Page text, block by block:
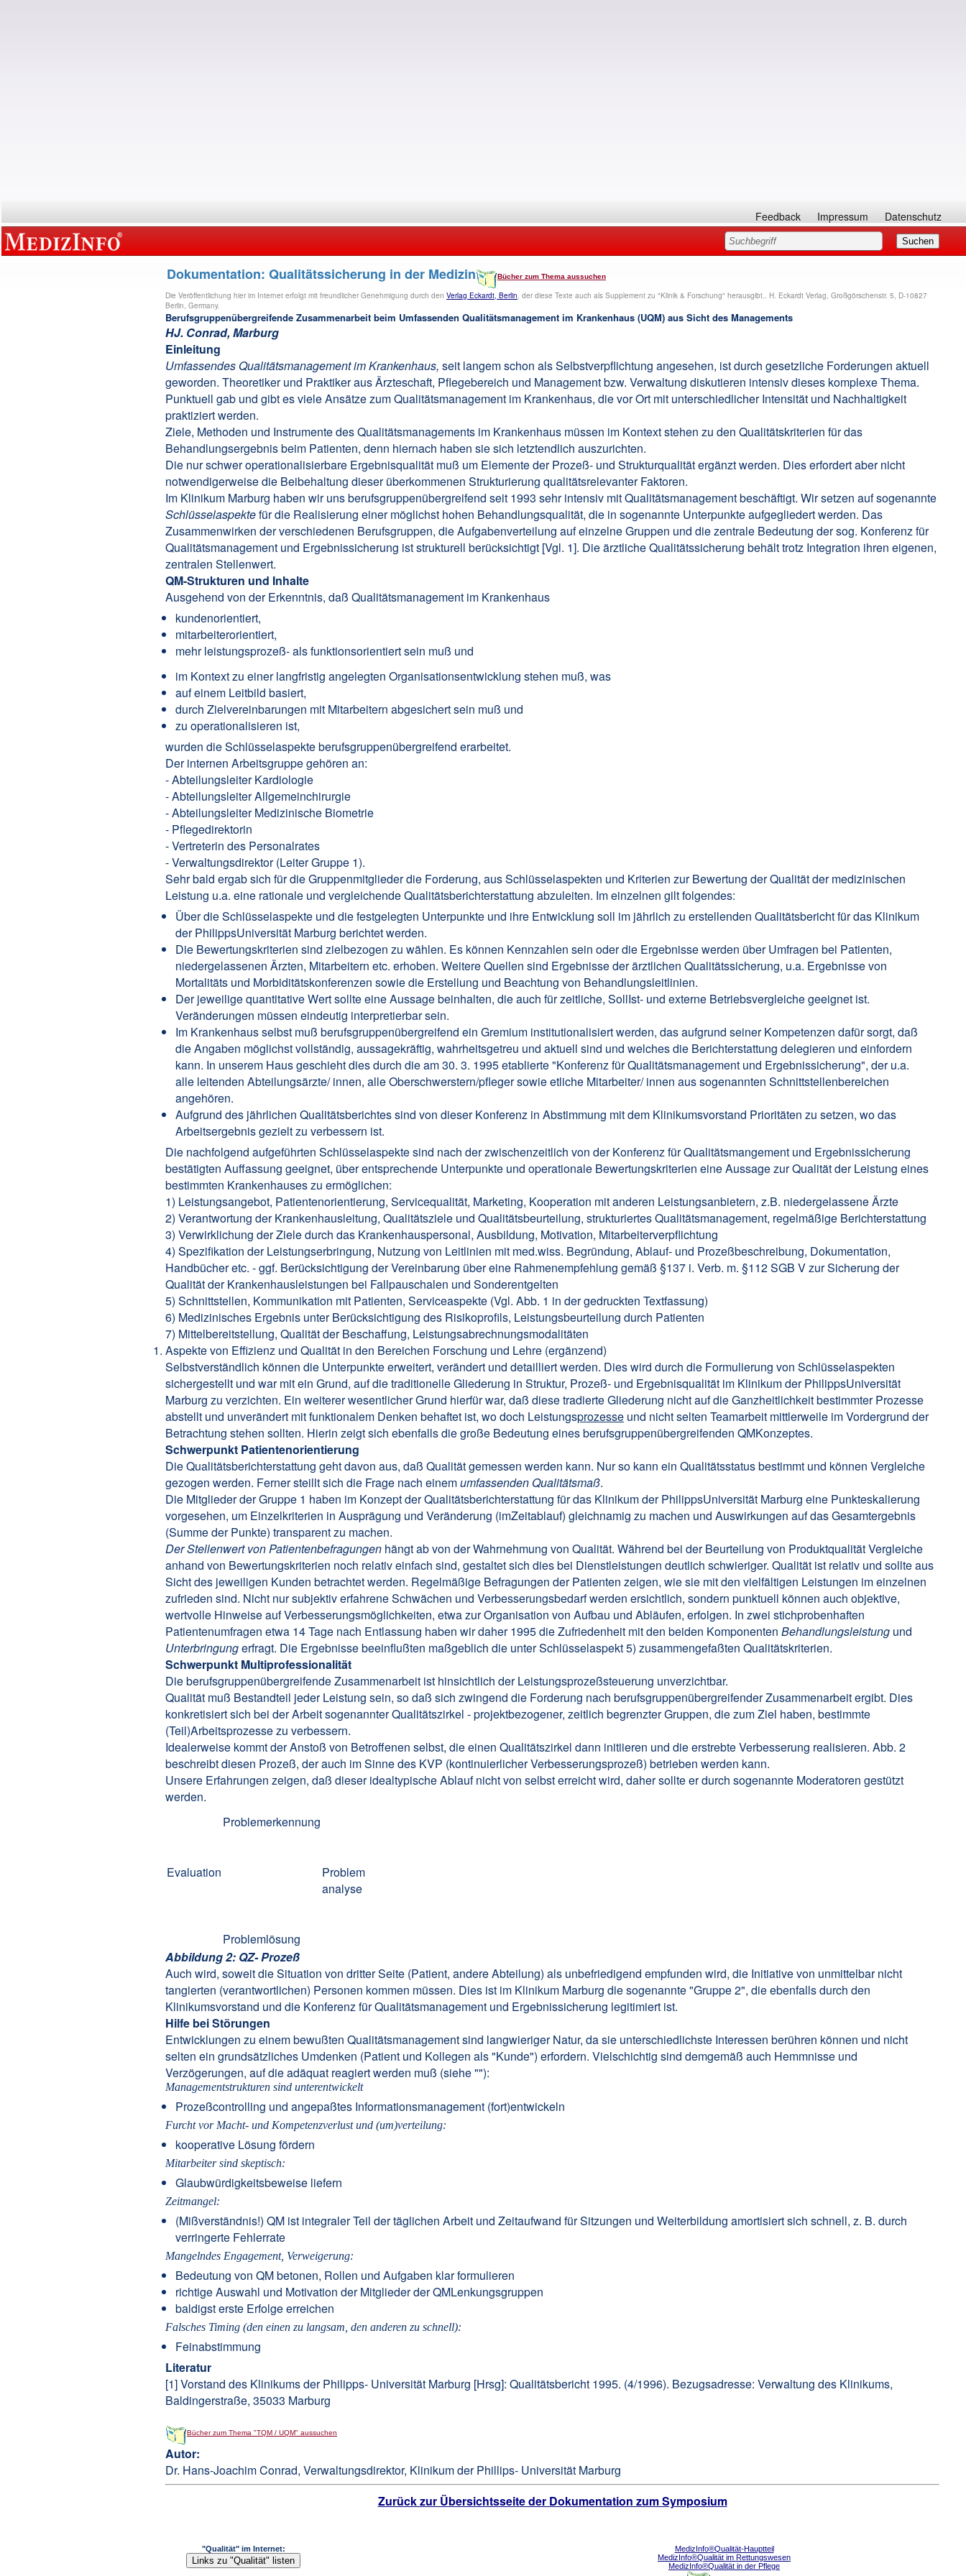
Feedback Impressum Datenschutz
Dokumentation: Qualitätssicherung in der Medizin Bücher zum Thema aussuchen
Die Veröffentlichung hier im Internet erfolgt mit freundlicher Genehmigung durch den Verlag Eckardt, Berlin, der diese Texte auch als Supplement zu "Klinik & Forschung" herausgibt.. H. Eckardt Verlag, Großgörschenstr. 5, D-10827
Berlin, Germany.
Berufsgruppenübergreifende Zusammenarbeit beim Umfassenden Qualitätsmanagement im Krankenhaus (UQM) aus Sicht des Managements
HJ. Conrad, Marburg
Einleitung
Umfassendes Qualitätsmanagement im Krankenhaus, seit langem schon als Selbstverpflichtung angesehen, ist durch gesetzliche Forderungen aktuell
geworden. Theoretiker und Praktiker aus Ärzteschaft, Pflegebereich und Management bzw. Verwaltung diskutieren intensiv dieses komplexe Thema.
Punktuell gab und gibt es viele Ansätze zum Qualitätsmanagement im Krankenhaus, die vor Ort mit unterschiedlicher Intensität und Nachhaltigkeit
praktiziert werden.
Ziele, Methoden und Instrumente des Qualitätsmanagements im Krankenhaus müssen im Kontext stehen zu den Qualitätskriterien für das
Behandlungsergebnis beim Patienten, denn hiernach haben sie sich letztendlich auszurichten.
Die nur schwer operationalisierbare Ergebnisqualität muß um Elemente der Prozeß- und Strukturqualität ergänzt werden. Dies erfordert aber nicht
notwendigerweise die Beibehaltung dieser überkommenen Strukturierung qualitätsrelevanter Faktoren.
Im Klinikum Marburg haben wir uns berufsgruppenübergreifend seit 1993 sehr intensiv mit Qualitätsmanagement beschäftigt. Wir setzen auf sogenannte
Schlüsselaspektefür die Realisierung einer möglichst hohen Behandlungsqualität, die in sogenannte Unterpunkte aufgegliedert werden. Das
Zusammenwirken der verschiedenen Berufsgruppen, die Aufgabenverteilung auf einzelne Gruppen und die zentrale Bedeutung der sog. Konferenz für
Qualitätsmanagement und Ergebnissicherung ist strukturell berücksichtigt [Vgl. 1]. Die ärztliche Qualitätssicherung behält trotz Integration ihren eigenen,
zentralen Stellenwert.
QM-Strukturen und Inhalte
Ausgehend von der Erkenntnis, daß Qualitätsmanagement im Krankenhaus
kundenorientiert,
mitarbeiterorientiert,
mehr leistungsprozeß- als funktionsorientiert sein muß und
im Kontext zu einer langfristig angelegten Organisationsentwicklung stehen muß, was
auf einem Leitbild basiert,
durch Zielvereinbarungen mit Mitarbeitern abgesichert sein muß und
zu operationalisieren ist,
wurden die Schlüsselaspekte berufsgruppenübergreifend erarbeitet.
Der internen Arbeitsgruppe gehören an:
- Abteilungsleiter Kardiologie
- Abteilungsleiter Allgemeinchirurgie
- Abteilungsleiter Medizinische Biometrie
- Pflegedirektorin
- Vertreterin des Personalrates
- Verwaltungsdirektor (Leiter Gruppe 1).
Sehr bald ergab sich für die Gruppenmitglieder die Forderung, aus Schlüsselaspekten und Kriterien zur Bewertung der Qualität der medizinischen
Leistung u.a. eine rationale und vergleichende Qualitätsberichterstattung abzuleiten. Im einzelnen gilt folgendes:
Über die Schlüsselaspekte und die festgelegten Unterpunkte und ihre Entwicklung soll im jährlich zu erstellenden Qualitätsbericht für das Klinikum
der PhilippsUniversität Marburg berichtet werden.
Die Bewertungskriterien sind zielbezogen zu wählen. Es können Kennzahlen sein oder die Ergebnisse werden über Umfragen bei Patienten,
niedergelassenen Ärzten, Mitarbeitern etc. erhoben. Weitere Quellen sind Ergebnisse der ärztlichen Qualitätssicherung, u.a. Ergebnisse von
Mortalitäts und Morbiditätskonferenzen sowie die Erstellung und Beachtung von Behandlungsleitlinien.
Der jeweilige quantitative Wert sollte eine Aussage beinhalten, die auch für zeitliche, SollIst- und externe Betriebsvergleiche geeignet ist.
Veränderungen müssen eindeutig interpretierbar sein.
Im Krankenhaus selbst muß berufsgruppenübergreifend ein Gremium institutionalisiert werden, das aufgrund seiner Kompetenzen dafür sorgt, daß
die Angaben möglichst vollständig, aussagekräftig, wahrheitsgetreu und aktuell sind und welches die Berichterstattung delegieren und einfordern
kann. In unserem Haus geschieht dies durch die am 30. 3. 1995 etablierte "Konferenz für Qualitätsmanagement und Ergebnissicherung", der u.a.
alle leitenden Abteilungsärzte/ innen, alle Oberschwerstern/pfleger sowie etliche Mitarbeiter/ innen aus sogenannten Schnittstellenbereichen
angehören.
Aufgrund des jährlichen Qualitätsberichtes sind von dieser Konferenz in Abstimmung mit dem Klinikumsvorstand Prioritäten zu setzen, wo das
Arbeitsergebnis gezielt zu verbessern ist.
Die nachfolgend aufgeführten Schlüsselaspekte sind nach der zwischenzeitlich von der Konferenz für Qualitätsmangement und Ergebnissicherung
bestätigten Auffassung geeignet, über entsprechende Unterpunkte und operationale Bewertungskriterien eine Aussage zur Qualität der Leistung eines
bestimmten Krankenhauses zu ermöglichen:
1) Leistungsangebot, Patientenorientierung, Servicequalität, Marketing, Kooperation mit anderen Leistungsanbietern, z.B. niedergelassene Ärzte
2) Verantwortung der Krankenhausleitung, Qualitätsziele und Qualitätsbeurteilung, strukturiertes Qualitätsmanagement, regelmäßige Berichterstattung
3) Verwirklichung der Ziele durch das Krankenhauspersonal, Ausbildung, Motivation, Mitarbeiterverpflichtung
4) Spezifikation der Leistungserbringung, Nutzung von Leitlinien mit med.wiss. Begründung, Ablauf- und Prozeßbeschreibung, Dokumentation,
Handbücher etc. - ggf. Berücksichtigung der Vereinbarung über eine Rahmenempfehlung gemäß §137 i. Verb. m. §112 SGB V zur Sicherung der
Qualität der Krankenhausleistungen bei Fallpauschalen und Sonderentgelten
5) Schnittstellen, Kommunikation mit Patienten, Serviceaspekte (Vgl. Abb. 1 in der gedruckten Textfassung)
6) Medizinisches Ergebnis unter Berücksichtigung des Risikoprofils, Leistungsbeurteilung durch Patienten
7) Mittelbereitstellung, Qualität der Beschaffung, Leistungsabrechnungsmodalitäten
Aspekte von Effizienz und Qualität in den Bereichen Forschung und Lehre (ergänzend)
Selbstverständlich können die Unterpunkte erweitert, verändert und detailliert werden. Dies wird durch die Formulierung von Schlüsselaspekten
sichergestellt und war mit ein Grund, auf die traditionelle Gliederung in Struktur, Prozeß- und Ergebnisqualität im Klinikum der PhilippsUniversität
Marburg zu verzichten. Ein weiterer wesentlicher Grund hierfür war, daß diese tradierte Gliederung nicht auf die Ganzheitlichkeit bestimmter Prozesse
abstellt und unverändert mit funktionalem Denken behaftet ist, wo doch Leistungsprozesse und nicht selten Teamarbeit mittlerweile im Vordergrund der
Betrachtung stehen sollten. Hierin zeigt sich ebenfalls die große Bedeutung eines berufsgruppenübergreifenden QMKonzeptes.
Schwerpunkt Patientenorientierung
Die Qualitätsberichterstattung geht davon aus, daß Qualität gemessen werden kann. Nur so kann ein Qualitätsstatus bestimmt und können Vergleiche
gezogen werden. Ferner steillt sich die Frage nach einemumfassenden Qualitätsmaß.
Die Mitglieder der Gruppe 1 haben im Konzept der Qualitätsberichterstattung für das Klinikum der PhilippsUniversität Marburg eine Punkteskalierung
vorgesehen, um Einzelkriterien in Ausprägung und Veränderung (imZeitablauf) gleichnamig zu machen und Auswirkungen auf das Gesamtergebnis
(Summe der Punkte) transparent zu machen.
Der Stellenwert von Patientenbefragungen hängt ab von der Wahrnehmung von Qualität. Während bei der Beurteilung von Produktqualität Vergleiche
anhand von Bewertungskriterien noch relativ einfach sind, gestaltet sich dies bei Dienstleistungen deutlich schwieriger. Qualität ist relativ und sollte aus
Sicht des jeweiligen Kunden betrachtet werden. Regelmäßige Befragungen der Patienten zeigen, wie sie mit den vielfältigen Leistungen im einzelnen
zufrieden sind. Nicht nur subjektiv erfahrene Schwächen und Verbesserungsbedarf werden ersichtlich, sondern punktuell können auch objektive,
wertvolle Hinweise auf Verbesserungsmöglichkeiten, etwa zur Organisation von Aufbau und Abläufen, erfolgen. In zwei stichprobenhaften
Patientenumfragen etwa 14 Tage nach Entlassung haben wir daher 1995 die Zufriedenheit mit den beiden Komponenten Behandlungsleistung und
Unterbringungerfragt. Die Ergebnisse beeinflußten maßgeblich die unter Schlüsselaspekt 5) zusammengefaßten Qualitätskriterien.
Schwerpunkt Multiprofessionalität
Die berufsgruppenübergreifende Zusammenarbeit ist hinsichtlich der Leistungsprozeßsteuerung unverzichtbar.
Qualität muß Bestandteil jeder Leistung sein, so daß sich zwingend die Forderung nach berufsgruppenübergreifender Zusammenarbeit ergibt. Dies
konkretisiert sich bei der Arbeit sogenannter Qualitätszirkel - projektbezogener, zeitlich begrenzter Gruppen, die zum Ziel haben, bestimmte
(Teil)Arbeitsprozesse zu verbessern.
Idealerweise kommt der Anstoß von Betroffenen selbst, die einen Qualitätszirkel dann initiieren und die erstrebte Verbesserung realisieren. Abb. 2
beschreibt diesen Prozeß, der auch im Sinne des KVP (kontinuierlicher Verbesserungsprozeß) betrieben werden kann.
Unsere Erfahrungen zeigen, daß dieser idealtypische Ablauf nicht von selbst erreicht wird, daher sollte er durch sogenannte Moderatoren gestützt
werden.
Problemerkennung
Evaluation
Problem
analyse
Problemlösung
Abbildung 2: QZ- Prozeß
Auch wird, soweit die Situation von dritter Seite (Patient, andere Abteilung) als unbefriedigend empfunden wird, die Initiative von unmittelbar nicht
tangierten (verantwortlichen) Personen kommen müssen. Dies ist im Klinikum Marburg die sogenannte "Gruppe 2", die ebenfalls durch den
Klinikumsvorstand und die Konferenz für Qualitätsmanagement und Ergebnissicherung legitimiert ist.
Hilfe bei Störungen
Entwicklungen zu einem bewußten Qualitätsmanagement sind langwieriger Natur, da sie unterschiedlichste Interessen berühren können und nicht
selten ein grundsätzliches Umdenken (Patient und Kollegen als "Kunde") erfordern. Vielschichtig sind demgemäß auch Hemmnisse und
Verzögerungen, auf die adäquat reagiert werden muß (siehe ""):
Managementstrukturen sind unterentwickelt
Prozeßcontrolling und angepaßtes Informationsmanagement (fort)entwickeln
Furcht vor Macht- und Kompetenzverlust und (um)verteilung:
kooperative Lösung fördern
Mitarbeiter sind skeptisch:
Glaubwürdigkeitsbeweise liefern
Zeitmangel:
(Mißverständnis!) QM ist integraler Teil der täglichen Arbeit und Zeitaufwand für Sitzungen und Weiterbildung amortisiert sich schnell, z. B. durch
verringerte Fehlerrate
Mangelndes Engagement, Verweigerung:
Bedeutung von QM betonen, Rollen und Aufgaben klar formulieren
richtige Auswahl und Motivation der Mitglieder der QMLenkungsgruppen
baldigst erste Erfolge erreichen
Falsches Timing (den einen zu langsam, den anderen zu schnell):
Feinabstimmung
Literatur
[1] Vorstand des Klinikums der Philipps- Universität Marburg [Hrsg]: Qualitätsbericht 1995. (4/1996). Bezugsadresse: Verwaltung des Klinikums,
Baldingerstraße, 35033 Marburg
Bücher zum Thema "TQM / UQM" aussuchen
Autor:
Dr. Hans-Joachim Conrad, Verwaltungsdirektor, Klinikum der Phillips- Universität Marburg
Zurück zur Übersichtsseite der Dokumentation zum Symposium
"Qualität" im Internet: MedizInfo®Qualität-Hauptteil
MedizInfo®Qualität im Rettungswesen
MedizInfo®Qualität in der Pflege